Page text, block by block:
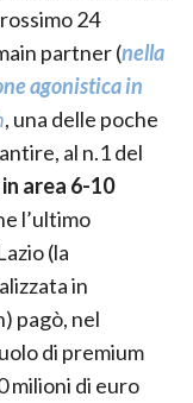
24
partner (nella
agonistica in
, una delle poche
al n.1 del
in area 6-10
l’ultimo
(la
in
pagò, nel
di premium
milioni di euro